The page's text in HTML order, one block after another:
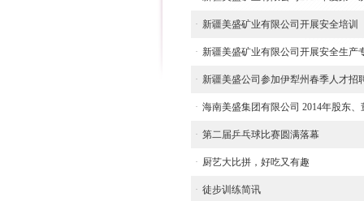
· 新疆美盛矿业有限公司开展安全培训
· 新疆美盛矿业有限公司开展安全生产
· 新疆美盛公司参加伊犁州春季人才招
· 海南美盛集团有限公司 2014年股东
· 第二届乒乓球比赛圆满落幕
· 厨艺大比拼，好吃又有趣
· 徒步训练简讯